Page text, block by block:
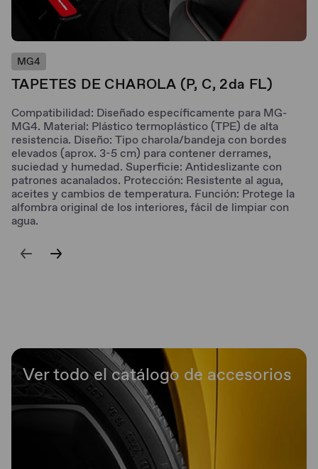
MG4
TAPETES DE CHAROLA (P, C, 2da FL)
Compatibilidad: Diseñado específicamente para MG-
MG4. Material: Plástico termoplástico (TPE) de alta
resistencia. Diseño: Tipo charola/bandeja con bordes
elevados (aprox. 3-5 cm) para contener derrames,
suciedad y humedad. Superficie: Antideslizante con
patrones acanalados. Protección: Resistente al agua,
aceites y cambios de temperatura. Función: Protege la
alfombra original de los interiores, fácil de limpiar con
agua.
Ver todo el catálogo de accesorios